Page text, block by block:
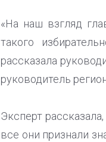
«На наш взгляд
такого
рассказала
руководитель
Эксперт
все они признали